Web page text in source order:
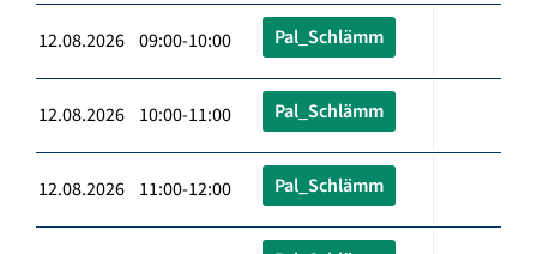
12.08.2026 09:00-10:00 Pal_Schlämm
12.08.2026 10:00-11:00 Pal_Schlämm
12.08.2026 11:00-12:00 Pal_Schlämm